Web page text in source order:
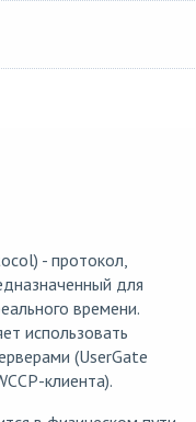
- протокол,
для
времени.
использовать
(UserGate
клиента).